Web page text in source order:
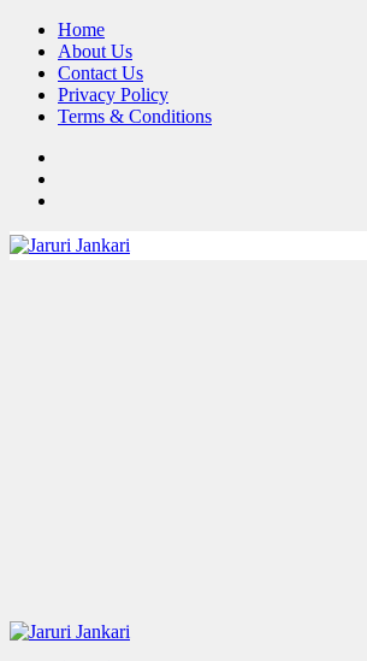
Skip
content
Home
About Us
Contact Us
Privacy Policy
Terms & Conditions
Primary